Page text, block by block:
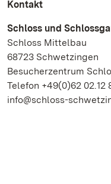
Kontakt
Schloss und
Schloss Mittelbau
68723 Schwetzingen
Besucherzentrum
Telefon +49(0)62 02.12
info@schloss-